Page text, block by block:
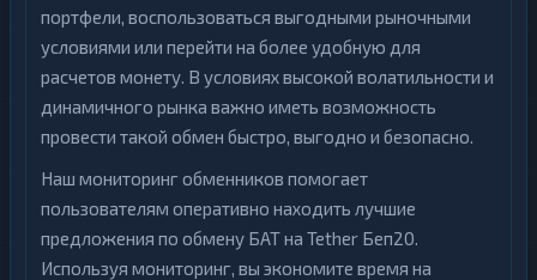
портфели, воспользоваться выгодными рыночными
условиями или перейти на более удобную для
расчетов монету. В условиях высокой волатильности и
динамичного рынка важно иметь возможность
провести такой обмен быстро, выгодно и безопасно.
Наш мониторинг обменников помогает
пользователям оперативно находить лучшие
предложения по обмену БАТ на Tether Беп20.
Используя мониторинг, вы экономите время на